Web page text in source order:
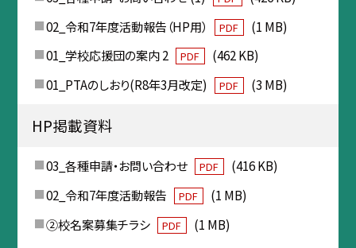
02_令和7年度活動報告（HP用）
PDF
(1 MB)
01_学校応援団の案内 2
PDF
(462 KB)
01_PTAのしおり(R8年3月改定)
PDF (3 MB)
HP掲載資料
03_各種申請・お問い合わせ PDF
(416 KB)
02_令和7年度活動報告
PDF
(1 MB)
②校名案募集チラシ
PDF (1 MB)